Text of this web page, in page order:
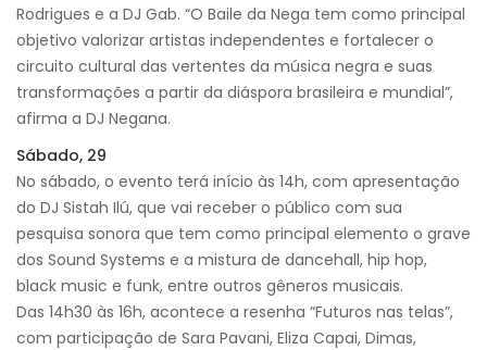
Rodrigues e a DJ Gab. “O Baile da Nega tem como principal
objetivo valorizar artistas independentes e fortalecer o
circuito cultural das vertentes da música negra e suas
transformações a partir da diáspora brasileira e mundial”,
afirma a DJ Negana.
Sábado, 29
No sábado, o evento terá início às 14h, com apresentação
do DJ Sistah Ilú, que vai receber o público com sua
pesquisa sonora que tem como principal elemento o grave
dos Sound Systems e a mistura de dancehall, hip hop,
black music e funk, entre outros gêneros musicais.
Das 14h30 às 16h, acontece a resenha “Futuros nas telas”,
com participação de Sara Pavani, Eliza Capai, Dimas,